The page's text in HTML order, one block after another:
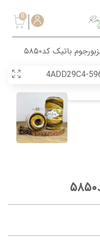
0
باتیک کد۵۸۵۰